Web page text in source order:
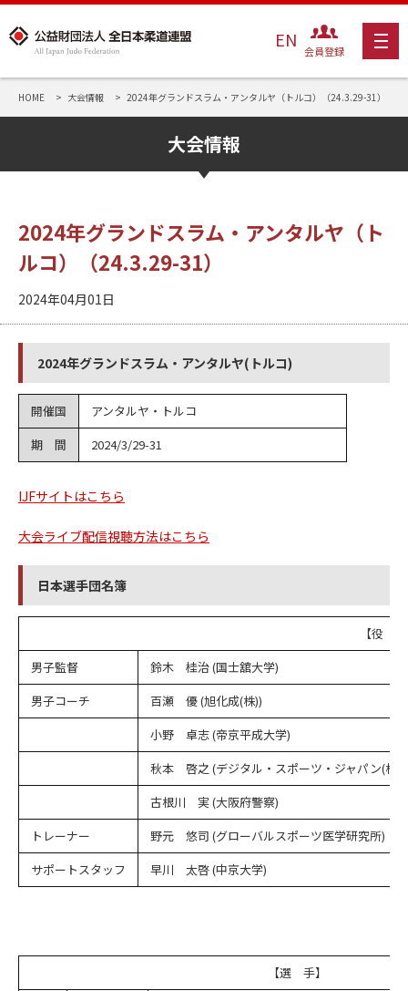
EN 会員登録
HOME 大会情報 2024年グランドスラム・アンタルヤ（トルコ）（24.3.29-31）
大会情報
2024年グランドスラム・アンタルヤ（ト
ルコ）（24.3.29-31）
2024年04月01日
2024年グランドスラム・アンタルヤ(トルコ)
開催国
アンタルヤ・トルコ
期 間
2024/3/29-31
IJFサイトはこちら
大会ライブ配信視聴方法はこちら
日本選手団名簿
【役
男子監督
鈴木 桂治 (国士舘大学)
男子コーチ
百瀬 優 (旭化成(株))
小野 卓志 (帝京平成大学)
秋本 啓之 (デジタル・スポーツ・ジャパン(株))
古根川 実 (大阪府警察)
トレーナー
野元 悠司 (グローバルスポーツ医学研究所)
サポートスタッフ
早川 太啓 (中京大学)
【選 手】